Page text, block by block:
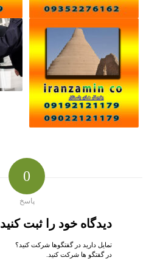
0
پاسخ
دیدگاه خود را ثبت کنید
تمایل دارید در گفتگوها شرکت کنید؟
در گفتگو ها شرکت کنید.